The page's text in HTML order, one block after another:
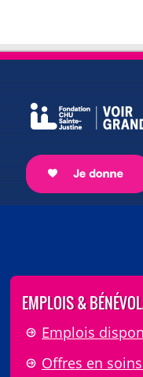
EMPLOIS &
Emplois
Offres en